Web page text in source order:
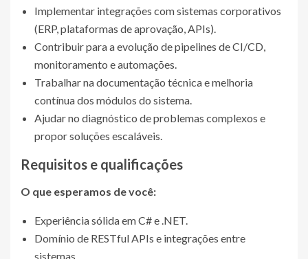
Implementar integrações com sistemas corporativos
(ERP, plataformas de aprovação, APIs).
Contribuir para a evolução de pipelines de CI/CD,
monitoramento e automações.
Trabalhar na documentação técnica e melhoria
contínua dos módulos do sistema.
Ajudar no diagnóstico de problemas complexos e
propor soluções escaláveis.
Requisitos e qualificações
O que esperamos de você:
Experiência sólida em C# e .NET.
Domínio de RESTful APIs e integrações entre
sistemas.